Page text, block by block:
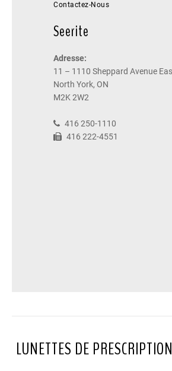
Contactez-Nous
Seerite
Adresse:
11 – 1110 Sheppard Avenue
North York, ON
M2K 2W2
416 250-1110
416 222-4551
LUNETTES DE